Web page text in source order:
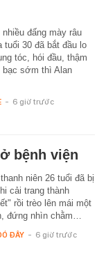
nhiều đấng mày râu
tuổi 30 đã bắt đầu lo
tóc, hói đầu, thậm
sớm thì Alan
- 6 giờ trước
bệnh viện
niên 26 tuổi đã bị
cải trang thành
rồi trèo lên mái một
đứng nhìn chằm…
ĐÂY - 6 giờ trước